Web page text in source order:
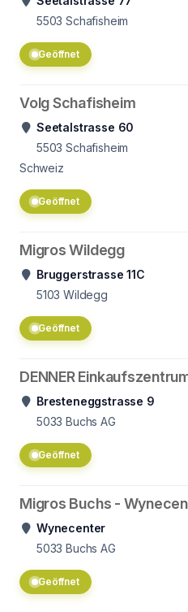
5503 Schafisheim
Geöffnet
Volg Schafisheim
Seetalstrasse 60
5503 Schafisheim
Schweiz
Geöffnet
Migros Wildegg
Bruggerstrasse 11C
5103 Wildegg
Geöffnet
DENNER
Bresteneggstrasse 9
5033 Buchs AG
Geöffnet
Migros Buchs -
Wynecenter
5033 Buchs AG
Geöffnet